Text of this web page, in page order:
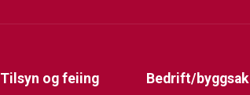
Tilsyn og feiing Bedrift/byggsak